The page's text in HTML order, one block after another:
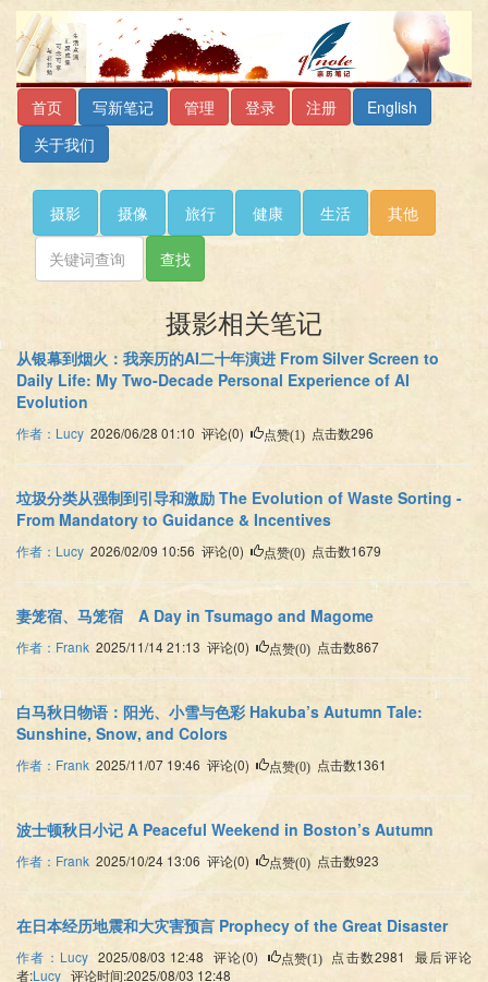
首页 写新笔记 管理 登录 注册
English
关于我们
摄影 摄像 旅行 健康 生活 其他
查找
摄影相关笔记
从银幕到烟火：我亲历的AI二十年演进 From Silver Screen to
Daily Life: My Two-Decade Personal Experience of AI
Evolution
作者：Lucy 2026/06/28 01:10 评论(0) 点赞(1) 点击数296
垃圾分类从强制到引导和激励 The Evolution of Waste Sorting‌ -
From Mandatory to Guidance & Incentives
作者：Lucy 2026/02/09 10:56 评论(0) 点赞(0) 点击数1679
妻笼宿、马笼宿 A Day in Tsumago and Magome
作者：Frank 2025/11/14 21:13 评论(0) 点赞(0) 点击数867
白马秋日物语：阳光、小雪与色彩 Hakuba’s Autumn Tale:
Sunshine, Snow, and Colors
作者：Frank 2025/11/07 19:46 评论(0) 点赞(0) 点击数1361
波士顿秋日小记 A Peaceful Weekend in Boston’s Autumn
作者：Frank 2025/10/24 13:06 评论(0) 点赞(0) 点击数923
在日本经历地震和大灾害预言 Prophecy of the Great Disaster
作者：Lucy2025/08/03 12:48 评论(0) 点赞(1)点击数2981 最后评论
者:Lucy 评论时间:2025/08/03 12:48